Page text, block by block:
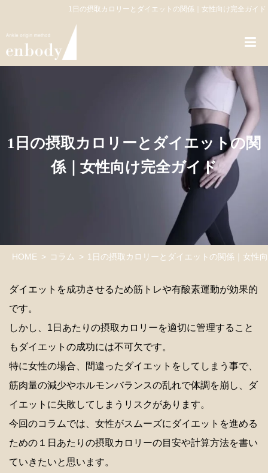
1日の摂取カロリーとダイエットの関係｜女性向け完全ガイド
1日の摂取カロリーとダイエットの関
係｜女性向け完全ガイド
HOME コラム 1日の摂取カロリーとダイエットの関係｜女性
ダイエットを成功させるため筋トレや有酸素運動が効果的
です。
しかし、1日あたりの摂取カロリーを適切に管理すること
もダイエットの成功には不可欠です。
特に女性の場合、間違ったダイエットをしてしまう事で、
筋肉量の減少やホルモンバランスの乱れで体調を崩し、ダ
イエットに失敗してしまうリスクがあります。
今回のコラムでは、女性がスムーズにダイエットを進める
ための１日あたりの摂取カロリーの目安や計算方法を書い
ていきたいと思います。